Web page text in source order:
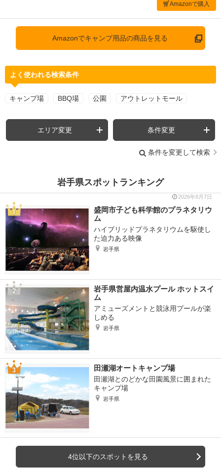
Amazonで購入
Amazonでキャンプ用品の商品を見る
よく使われる検索条件
キャンプ場 BBQ場 公園 アウトレットモール
エリア変更 条件変更
条件を変更して検索
岩手県スポットランキング
2026年8月7日
盛岡市子ども科学館のプラネタリウ
ム
ハイブリッドプラネタリウムを駆使し
た迫力ある映像
岩手県
岩手県営屋内温水プール ホットスイ
ム
アミューズメントと競泳用プールが楽
しめる
岩手県
田瀬湖オートキャンプ場
田瀬湖とのどかな田園風景に囲まれた
キャンプ場
岩手県
4位以下のスポットを見る